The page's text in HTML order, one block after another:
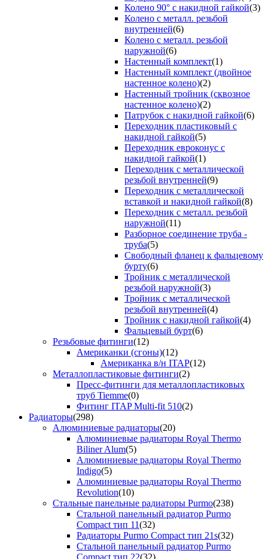
Колено 90° с накидной гайкой(3)
Колено с металл. резьбой
внутренней(6)
Колено с металл. резьбой
наружной(6)
Настенный комплект(1)
Настенный комплект (двойное
настенное колено)(2)
Настенный тройник (сквозное
настенное колено)(2)
Патрубок с накидной гайкой(6)
Переходник пластиковый с
накидной гайкой(5)
Переходник евроконус с
накидной гайкой(1)
Переходник с металлической
резьбой внутренней(9)
Переходник с металлической
вставкой и накидной гайкой(8)
Переходник с металл. резьбой
наружной(11)
Разборное соединение труба -
труба(5)
Свободный фланец к фальцевому
бурту(6)
Тройник с металлической
резьбой наружной(3)
Тройник с металлической
резьбой внутренней(4)
Тройник с накидной гайкой(4)
Фальцевый бурт(6)
Резьбовые фитинги(12)
Американки (сгоны)(12)
Американка в/н ITAP(12)
Металлопластиковые фитинги(2)
Пресс-фитинги для металлопластиковых
труб Tiemme(0)
Фитинг ITAP Multi-fit 510(2)
Радиаторы(298)
Алюминиевые радиаторы(20)
Алюминиевые радиаторы Royal Thermo
Biliner Alum(5)
Алюминиевые радиаторы Royal Thermo
Indigo(5)
Алюминиевые радиаторы Royal Thermo
Revolution(10)
Стальные панельные радиаторы Purmo(238)
Стальной панельный радиатор Purmo
Compact тип 11(32)
Радиаторы Purmo Compact тип 21s(32)
Стальной панельный радиатор Purmo
Compact тип 22(32)